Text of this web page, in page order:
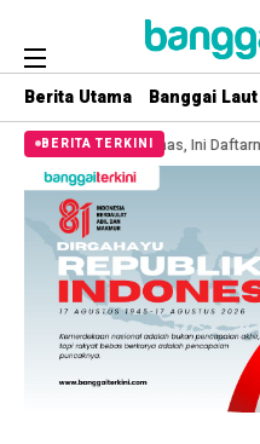
Berita Utama Banggai Laut
BERITA TERKINI
Ini Daftarnya! Tekankan